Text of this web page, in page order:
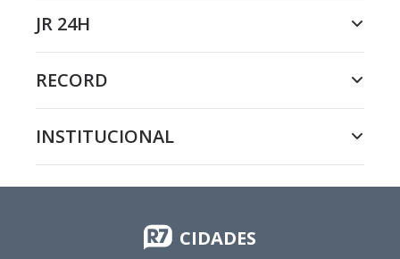
JR 24H
RECORD
INSTITUCIONAL
CIDADES